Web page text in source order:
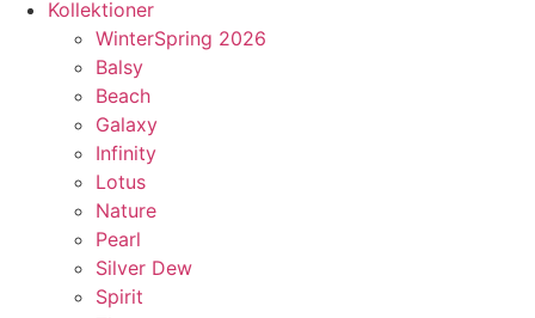
Kollektioner
WinterSpring 2026
Balsy
Beach
Galaxy
Infinity
Lotus
Nature
Pearl
Silver Dew
Spirit